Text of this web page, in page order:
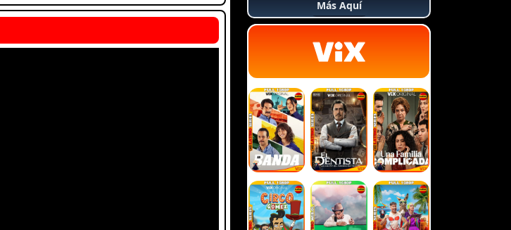
Más Aquí